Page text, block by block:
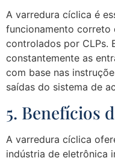
A varredura cíclica é
funcionamento correto
controlados por CLPs.
constantemente as
com base nas
saídas do sistema de
5. Benefícios
A varredura cíclica
indústria de eletrônica